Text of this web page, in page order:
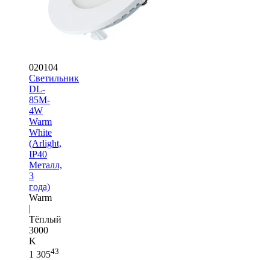
020104
Светильник
DL-
85M-
4W
Warm
White
(Arlight,
IP40
Металл,
3
года)
Warm
|
Тёплый
3000
K
1 30543